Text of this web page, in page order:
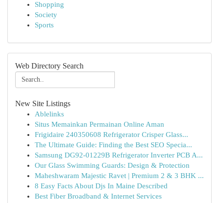
Shopping
Society
Sports
Web Directory Search
New Site Listings
Ablelinks
Situs Memainkan Permainan Online Aman
Frigidaire 240350608 Refrigerator Crisper Glass...
The Ultimate Guide: Finding the Best SEO Specia...
Samsung DG92-01229B Refrigerator Inverter PCB A...
Our Glass Swimming Guards: Design & Protection
Maheshwaram Majestic Ravet | Premium 2 & 3 BHK ...
8 Easy Facts About Djs In Maine Described
Best Fiber Broadband & Internet Services